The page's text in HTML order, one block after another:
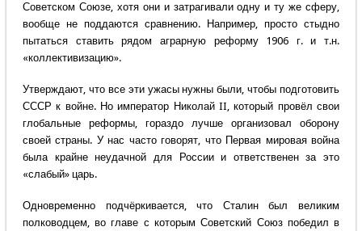
Советском Союзе, хотя они и затрагивали одну и ту же сферу,
вообще не поддаются сравнению. Например, просто стыдно
пытаться ставить рядом аграрную реформу 1906 г. и т.н.
«коллективизацию».
Утверждают, что все эти ужасы нужны были, чтобы подготовить
СССР к войне. Но император Николай II, который провёл свои
глобальные реформы, гораздо лучше организовал оборону
своей страны. У нас часто говорят, что Первая мировая война
была крайне неудачной для России и ответственен за это
«слабый» царь.
Одновременно подчёркивается, что Сталин был великим
полководцем, во главе с которым Советский Союз победил в